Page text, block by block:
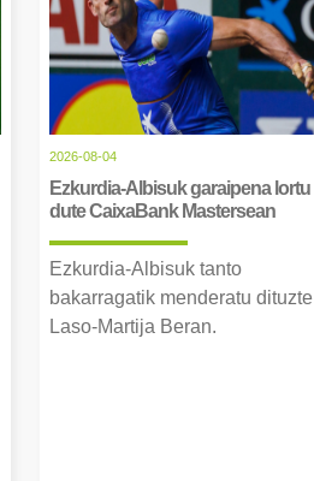
2026-08-04
Ezkurdia-Albisuk garaipena lortu
dute CaixaBank Mastersean
Ezkurdia-Albisuk tanto
bakarragatik menderatu dituzte
Laso-Martija Beran.